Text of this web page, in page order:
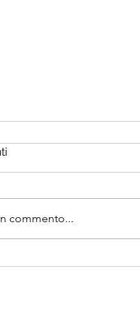
commento...